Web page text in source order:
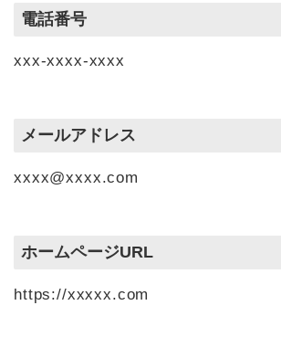
電話番号
xxx-xxxx-xxxx
メールアドレス
xxxx@xxxx.com
ホームページURL
https://xxxxx.com